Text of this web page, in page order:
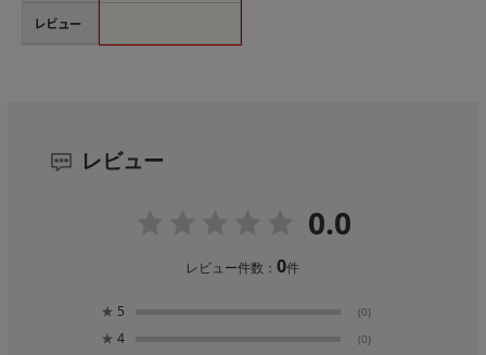
レビュー
レビュー
0.0
レビュー件数：0件
★ 5 (0)
★ 4 (0)